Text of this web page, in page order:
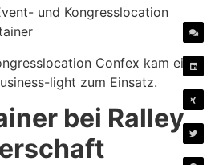
und Kongresslocation
Confex kam ein
light zum Einsatz.
bei Ralley